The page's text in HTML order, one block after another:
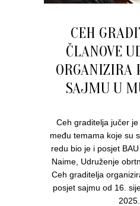
CEH
ČLANOVE
ORGANIZIRA
SAJMU U
Ceh graditelja jučer
među temama koje su
redu bio je i posjet
Naime, Udruženje
Ceh graditelja
posjet sajmu od 16.